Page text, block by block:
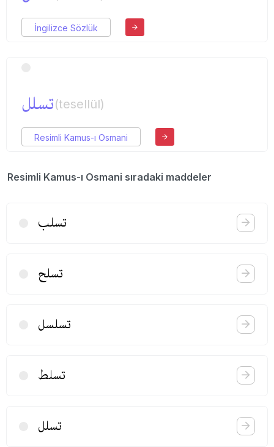
İngilizce Sözlük
تسلل(tesellül)
Resimli Kamus-ı Osmani
Resimli Kamus-ı Osmani sıradaki maddeler
تسلب
تسلح
تسلسل
تسلط
تسلل